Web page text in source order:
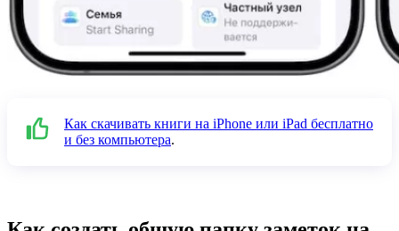
Как скачивать книги на iPhone или iPad бесплатно
и без компьютера.